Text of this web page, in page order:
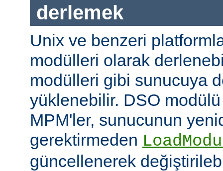
derlemek
Unix ve benzeri
modülleri olarak
modülleri gibi sunucuya
yüklenebilir. DSO
MPM'ler, sunucunun
gerektirmeden
güncellenerek